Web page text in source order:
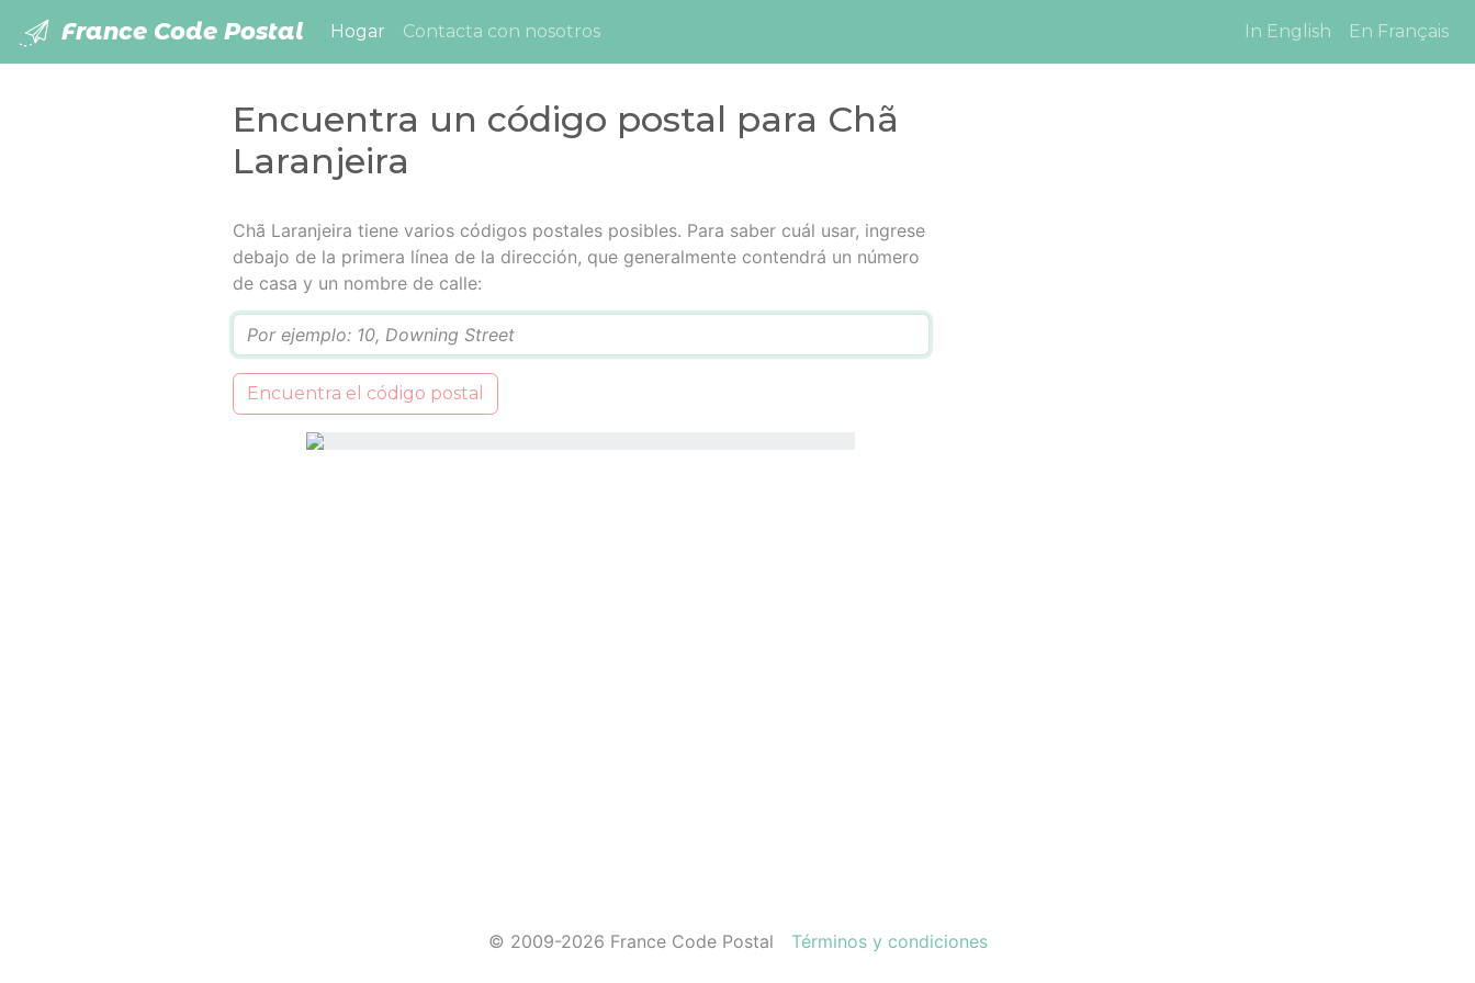
France Code Postal Hogar (current)
Contacta con nosotros In English En Français
Encuentra un código postal para Chã
Laranjeira
Chã Laranjeira tiene varios códigos postales posibles. Para saber cuál usar, ingrese
debajo de la primera línea de la dirección, que generalmente contendrá un número
de casa y un nombre de calle:
Encuentra el código postal
© 2009-2026 France Code Postal Términos y condiciones